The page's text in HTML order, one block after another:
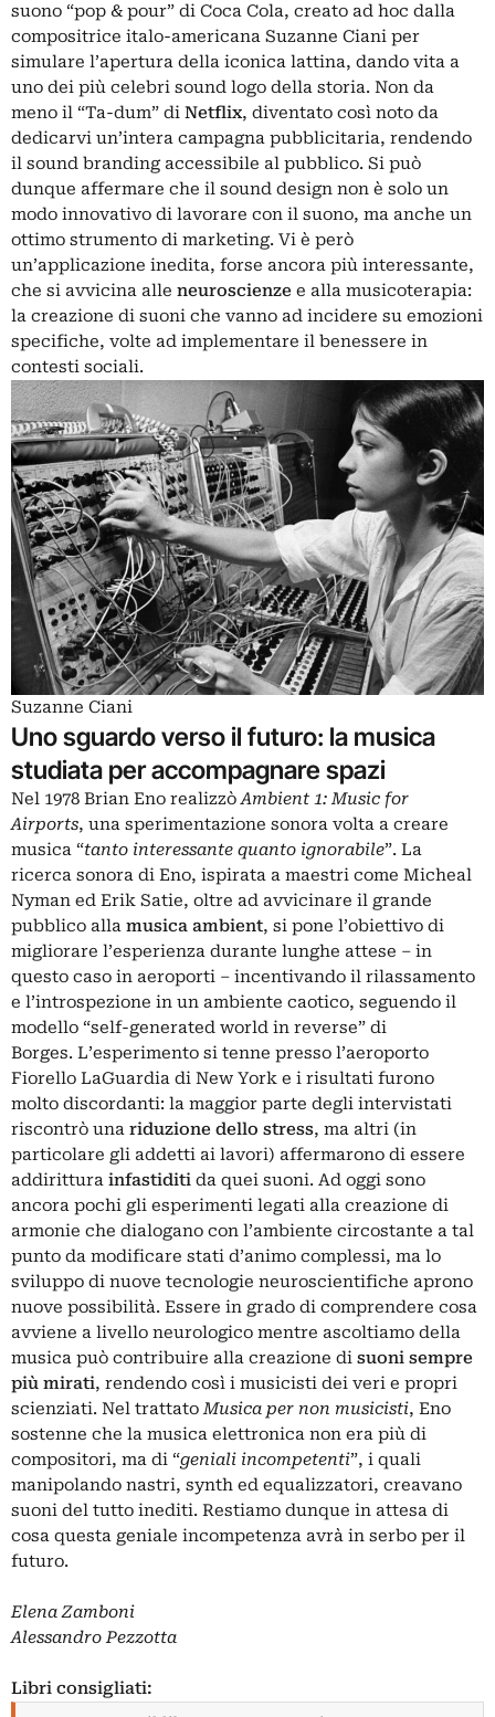
suono “pop & pour” di Coca Cola, creato ad hoc dalla
compositrice italo-americana Suzanne Ciani per
simulare l’apertura della iconica lattina, dando vita a
uno dei più celebri sound logo della storia. Non da
meno il “Ta-dum” di Netflix, diventato così noto da
dedicarvi un’intera campagna pubblicitaria, rendendo
il sound branding accessibile al pubblico. Si può
dunque affermare che il sound design non è solo un
modo innovativo di lavorare con il suono, ma anche un
ottimo strumento di marketing. Vi è però
un’applicazione inedita, forse ancora più interessante,
che si avvicina alle neuroscienze e alla musicoterapia:
la creazione di suoni che vanno ad incidere su emozioni
specifiche, volte ad implementare il benessere in
contesti sociali.
Suzanne Ciani
Uno sguardo verso il futuro: la musica
studiata per accompagnare spazi
Nel 1978 Brian Eno realizzòAmbient 1: Music for
Airports, una sperimentazione sonora volta a creare
musica “tanto interessante quanto ignorabile”. La
ricerca sonora di Eno, ispirata a maestri come Micheal
Nyman ed Erik Satie, oltre ad avvicinare il grande
pubblico alla musica ambient, si pone l’obiettivo di
migliorare l’esperienza durante lunghe attese – in
questo caso in aeroporti – incentivando il rilassamento
e l’introspezione in un ambiente caotico, seguendo il
modello “self-generated world in reverse” di
Borges. L’esperimento si tenne presso l’aeroporto
Fiorello LaGuardia di New York e i risultati furono
molto discordanti: la maggior parte degli intervistati
riscontrò una riduzione dello stress, ma altri (in
particolare gli addetti ai lavori) affermarono di essere
addirittura infastiditi da quei suoni. Ad oggi sono
ancora pochi gli esperimenti legati alla creazione di
armonie che dialogano con l’ambiente circostante a tal
punto da modificare stati d’animo complessi, ma lo
sviluppo di nuove tecnologie neuroscientifiche aprono
nuove possibilità. Essere in grado di comprendere cosa
avviene a livello neurologico mentre ascoltiamo della
musica può contribuire alla creazione di suoni sempre
più mirati, rendendo così i musicisti dei veri e propri
scienziati. Nel trattatoMusica per non musicisti, Eno
sostenne che la musica elettronica non era più di
compositori, ma di “geniali incompetenti”, i quali
manipolando nastri, synth ed equalizzatori, creavano
suoni del tutto inediti. Restiamo dunque in attesa di
cosa questa geniale incompetenza avrà in serbo per il
futuro.
Elena Zamboni
Alessandro Pezzotta
Libri consigliati: